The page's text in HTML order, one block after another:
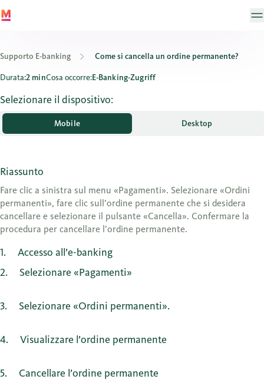
Supporto E-banking Come si cancella un ordine permanente?
Come si cancella un ordine permanente?
Durata:2 minCosa occorre:E-Banking-Zugriff
Selezionare il dispositivo:
Mobile Desktop
Riassunto
Fare clic a sinistra sul menu «Pagamenti». Selezionare «Ordini
permanenti», fare clic sull’ordine permanente che si desidera
cancellare e selezionare il pulsante «Cancella». Confermare la
procedura per cancellare l’ordine permanente.
1
Accesso all’e-banking
2
Selezionare «Pagamenti»
3 Selezionare «Ordini permanenti».
4 Visualizzare l’ordine permanente
5 Cancellare l’ordine permanente